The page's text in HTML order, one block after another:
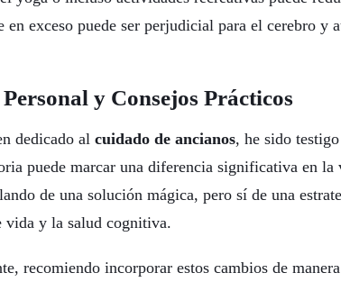
en exceso puede ser perjudicial para el cerebro y
y Consejos Prácticos
dedicado al cuidado de ancianos, he sido
puede marcar una diferencia significativa en la
de una solución mágica, pero sí de una
vida y la salud cognitiva.
recomiendo incorporar estos cambios de